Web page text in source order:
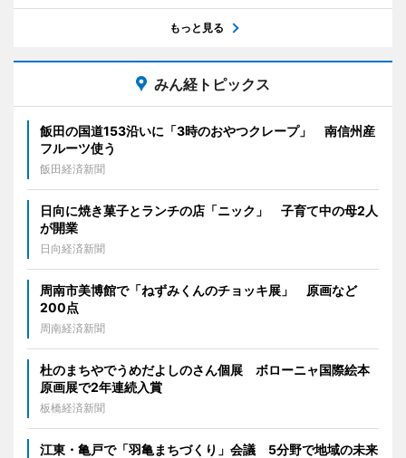
もっと見る
みん経トピックス
飯田の国道153沿いに「3時のおやつクレープ」 南信州産
フルーツ使う
飯田経済新聞
日向に焼き菓子とランチの店「ニック」 子育て中の母2人
が開業
日向経済新聞
周南市美博館で「ねずみくんのチョッキ展」 原画など
200点
周南経済新聞
杜のまちやでうめだよしのさん個展 ボローニャ国際絵本
原画展で2年連続入賞
板橋経済新聞
江東・亀戸で「羽亀まちづくり」会議 5分野で地域の未来